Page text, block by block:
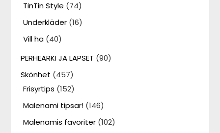
TinTin Style (74)
Underkläder (16)
Vill ha (40)
PERHEARKI JA LAPSET (90)
Skönhet (457)
Frisyrtips (152)
Malenami tipsar! (146)
Malenamis favoriter (102)